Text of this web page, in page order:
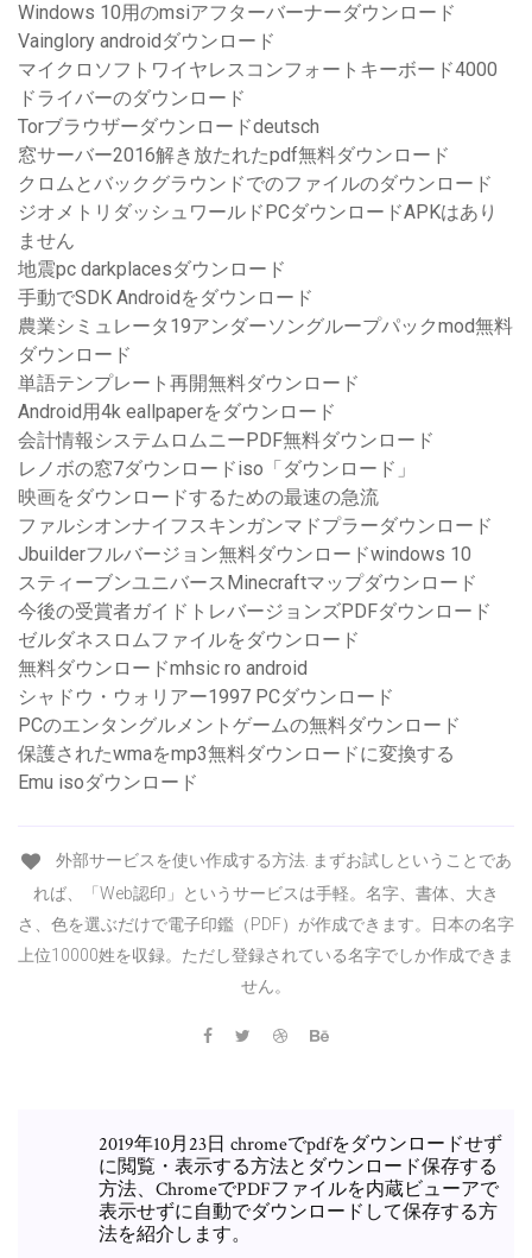
Windows 10用のmsiアフターバーナーダウンロード
Vainglory androidダウンロード
マイクロソフトワイヤレスコンフォートキーボード4000
ドライバーのダウンロード
Torブラウザーダウンロードdeutsch
窓サーバー2016解き放たれたpdf無料ダウンロード
クロムとバックグラウンドでのファイルのダウンロード
ジオメトリダッシュワールドPCダウンロードAPKはあり
ません
地震pc darkplacesダウンロード
手動でSDK Androidをダウンロード
農業シミュレータ19アンダーソングループパックmod無料
ダウンロード
単語テンプレート再開無料ダウンロード
Android用4k eallpaperをダウンロード
会計情報システムロムニーPDF無料ダウンロード
レノボの窓7ダウンロードiso「ダウンロード」
映画をダウンロードするための最速の急流
ファルシオンナイフスキンガンマドプラーダウンロード
Jbuilderフルバージョン無料ダウンロードwindows 10
スティーブンユニバースMinecraftマップダウンロード
今後の受賞者ガイドトレバージョンズPDFダウンロード
ゼルダネスロムファイルをダウンロード
無料ダウンロードmhsic ro android
シャドウ・ウォリアー1997 PCダウンロード
PCのエンタングルメントゲームの無料ダウンロード
保護されたwmaをmp3無料ダウンロードに変換する
Emu isoダウンロード
外部サービスを使い作成する方法. まずお試しということであ
れば、「Web認印」というサービスは手軽。名字、書体、大き
さ、色を選ぶだけで電子印鑑（PDF）が作成できます。日本の名字
上位10000姓を収録。ただし登録されている名字でしか作成できま
せん。
2019年10月23日 chromeでpdfをダウンロードせず
に閲覧・表示する方法とダウンロード保存する
方法、ChromeでPDFファイルを内蔵ビューアで
表示せずに自動でダウンロードして保存する方
法を紹介します。